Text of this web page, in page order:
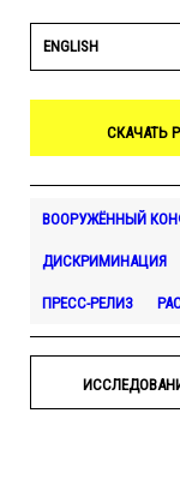
ENGLISH
СКАЧАТЬ
ВООРУЖЁННЫЙ
ДИСКРИМИНАЦИЯ
ПРЕСС-РЕЛИЗ